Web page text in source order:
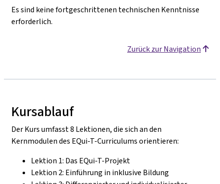
Es sind keine fortgeschrittenen technischen Kenntnisse
erforderlich.
Zurück zur Navigation
Kursablauf
Der Kurs umfasst 8 Lektionen, die sich an den
Kernmodulen des EQui-T-Curriculums orientieren:
Lektion 1: Das EQui-T-Projekt
Lektion 2: Einführung in inklusive Bildung